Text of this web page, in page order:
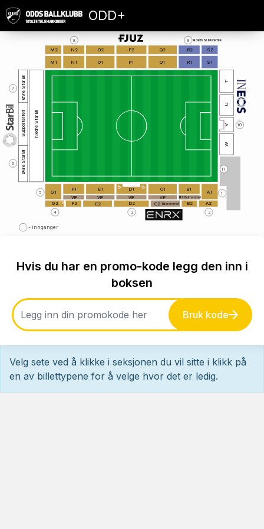
ODD+
M2 N2 O2 P2 Q2 R2 S2
M1 N1 O1 P1 Q1 R1 S1
G1 F1 E1 D1 C1 B1 A1
G2 F2 E2 D2 C2 Bakrommet B2 A2
VIP VIP VIP VIP B1 Bakrommet
Nedre StarBil
Øvre StarBil
Øvre StarBil
Supporterfelt
W
U
T
V
BORTESUPPORTER
FS
10
1
2
3
8 9
4
5
6
7
- innganger
11
Hvis du har en promo-kode legg den inn i
boksen
Bruk kode
Velg sete ved å klikke i seksjonen du vil sitte i klikk på
en av billettypene for å velge hvor det er ledig.